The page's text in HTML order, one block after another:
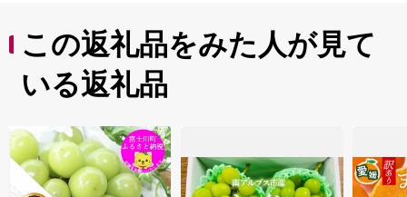
この返礼品をみた人が見て
いる返礼品